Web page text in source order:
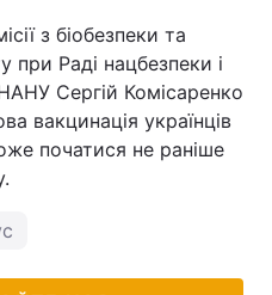
з біобезпеки та
при Раді нацбезпеки і
Сергій Комісаренко
вакцинація українців
початися не раніше